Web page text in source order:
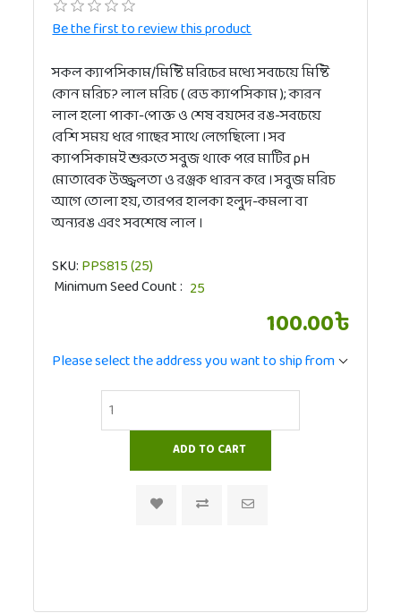
Be the first to review this product
সকল ক্যাপসিকাম/মিষ্টি মরিচের মধ্যে সবচেয়ে মিষ্টি
কোন মরিচ? লাল মরিচ ( রেড ক্যাপসিকাম ); কারন
লাল হলো পাকা-পোক্ত ও শেষ বয়সের রঙ-সবচেয়ে
বেশি সময় ধরে গাছের সাথে লেগেছিলো । সব
ক্যাপসিকামই শুরুতে সবুজ থাকে পরে মাটির pH
মোতাবেক উজ্জ্বলতা ও রঞ্জক ধারন করে । সবুজ মরিচ
আগে তোলা হয়, তারপর হালকা হলুদ-কমলা বা
অন্যরঙ এবং সবশেষে লাল ।
SKU:‍PPS815 (25)
Minimum Seed Count
100.00৳
Please select the address you want to ship from